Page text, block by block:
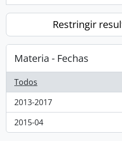
Restringir
Materia - Fechas
Todos
2013-2017
, 1 resultados
2015-04
, 1 resultados